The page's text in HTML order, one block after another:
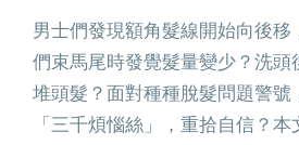
男士們發現額角髮線開始向後移
們束馬尾時發覺髮量變少？洗頭
堆頭髮？面對種種脫髮問題警號
「三千煩惱絲」，重拾自信？